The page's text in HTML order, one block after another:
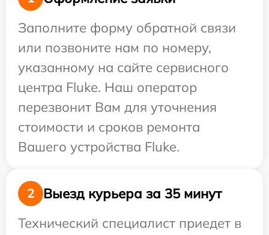
Заполните форму обратной связи
или позвоните нам по номеру,
указанному на сайте сервисного
центра Fluke. Наш оператор
перезвонит Вам для уточнения
стоимости и сроков ремонта
Вашего устройства Fluke.
2
Выезд курьера за 35 минут
Технический специалист приедет в